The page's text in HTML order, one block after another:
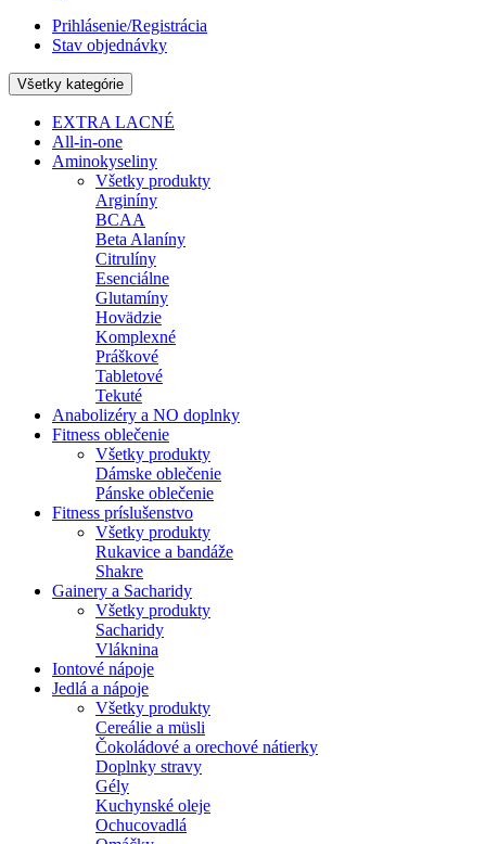
Prihlásenie/Registrácia
Stav objednávky
Všetky kategórie
EXTRA LACNÉ
All-in-one
Aminokyseliny
Všetky produkty
Arginíny
BCAA
Beta Alaníny
Citrulíny
Esenciálne
Glutamíny
Hovädzie
Komplexné
Práškové
Tabletové
Tekuté
Anabolizéry a NO doplnky
Fitness oblečenie
Všetky produkty
Dámske oblečenie
Pánske oblečenie
Fitness príslušenstvo
Všetky produkty
Rukavice a bandáže
Shakre
Gainery a Sacharidy
Všetky produkty
Sacharidy
Vláknina
Iontové nápoje
Jedlá a nápoje
Všetky produkty
Cereálie a müsli
Čokoládové a orechové nátierky
Doplnky stravy
Gély
Kuchynské oleje
Ochucovadlá